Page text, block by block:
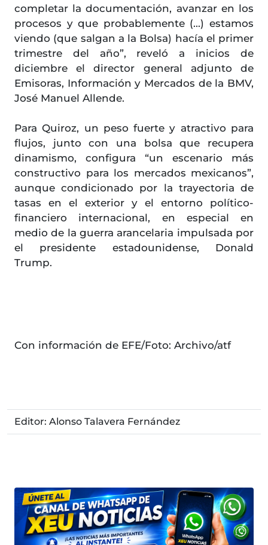
completar la documentación, avanzar en los
procesos y que probablemente (...) estamos
viendo (que salgan a la Bolsa) hacía el primer
trimestre del año”, reveló a inicios de
diciembre el director general adjunto de
Emisoras, Información y Mercados de la BMV,
José Manuel Allende.
Para Quiroz, un peso fuerte y atractivo para
flujos, junto con una bolsa que recupera
dinamismo, configura “un escenario más
constructivo para los mercados mexicanos”,
aunque condicionado por la trayectoria de
tasas en el exterior y el entorno político-
financiero internacional, en especial en
medio de la guerra arancelaria impulsada por
el presidente estadounidense, Donald
Trump.
Con información de EFE/Foto: Archivo/atf
Editor: Alonso Talavera Fernández